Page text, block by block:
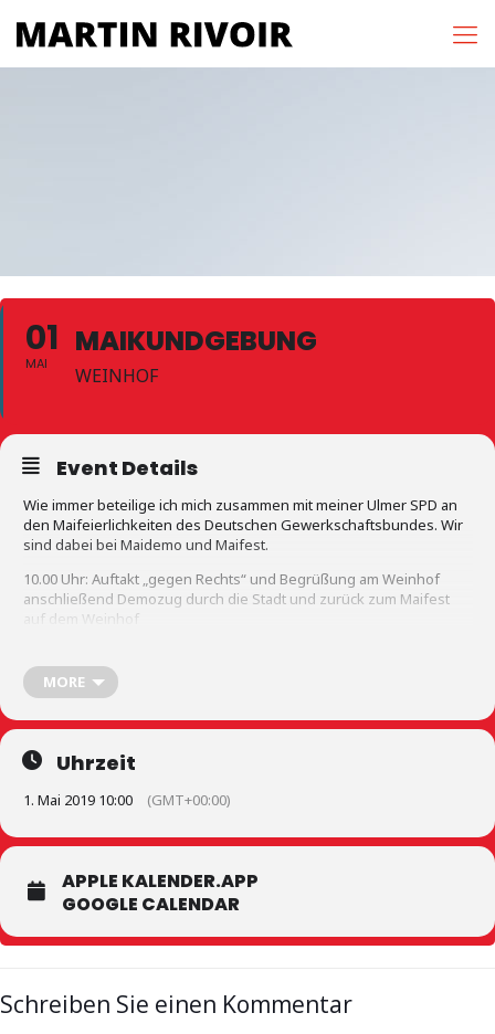
01
MAI
MAIKUNDGEBUNG
WEINHOF
Event Details
Wie immer beteilige ich mich zusammen mit meiner Ulmer SPD an
den Maifeierlichkeiten des Deutschen Gewerkschaftsbundes. Wir
sind dabei bei Maidemo und Maifest.
10.00 Uhr: Auftakt „gegen Rechts“ und Begrüßung am Weinhof
anschließend Demozug durch die Stadt und zurück zum Maifest
auf dem Weinhof
Oberbürgermeister Gunter Czisch
Cengiz Doğan, Demokrat. Vereine von Migrant/innen Ulm/NU
Ihr findet am SPD-Infostand die Kandidatinnen und Kandidaten für
die Kommunalwahl und unseren Europakandidaten Matthias
MORE
Uhrzeit
1. Mai 2019 10:00 (GMT+00:00)
APPLE KALENDER.APP
GOOGLE CALENDAR
Schreiben Sie einen Kommentar